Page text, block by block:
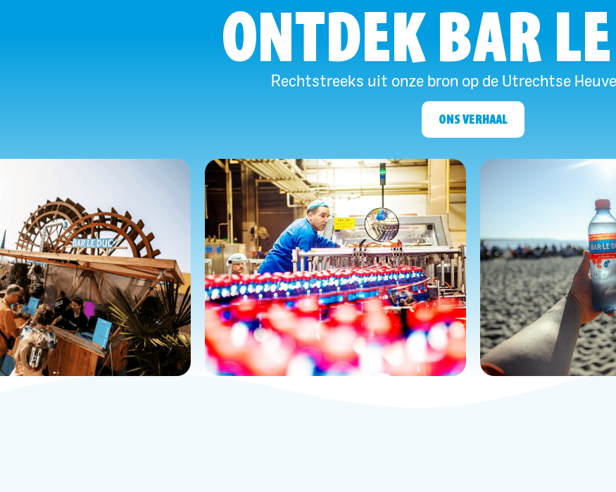
ONTDEK BAR
Rechtstreeks uit onze bron op de Utrechtse
ONS VERHAAL